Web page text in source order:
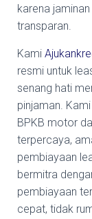
karena
transparan.
Kami
resmi untuk
senang hati
pinjaman.
BPKB motor
terpercaya,
pembiayaan
bermitra
pembiayaan
cepat, tidak